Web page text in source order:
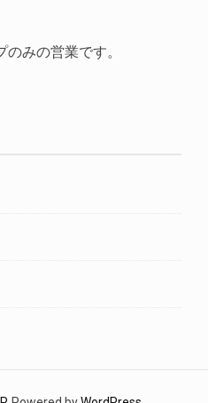
みの営業です。